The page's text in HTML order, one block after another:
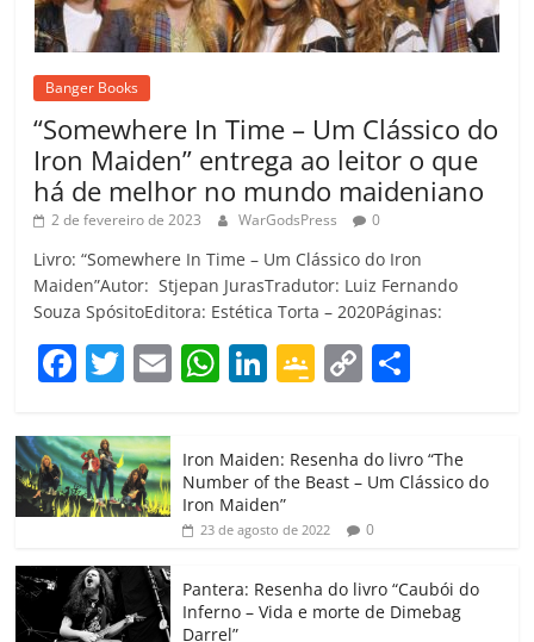
Banger Books
“Somewhere In Time – Um Clássico do
Iron Maiden” entrega ao leitor o que
há de melhor no mundo maideniano
2 de fevereiro de 2023 WarGodsPress 0
Livro: “Somewhere In Time – Um Clássico do Iron
Maiden”Autor: Stjepan JurasTradutor: Luiz Fernando
Souza SpósitoEditora: Estética Torta – 2020Páginas:
F
c
e
b
o
o
k
T
itt
er
E W
at
s
A
p
Li
e
dI
G
gl
e
Cl
a
ss
C
p
y
Li
k
m
p
h
ar
Iron Maiden: Resenha do livro “The
Number of the Beast – Um Clássico do
Iron Maiden”
23 de agosto de 2022 0
Pantera: Resenha do livro “Caubói do
Inferno – Vida e morte de Dimebag
Darrel”